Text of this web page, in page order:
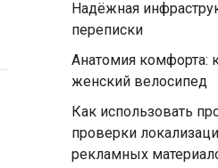
Надёжная
переписки
Анатомия комфорта:
женский велосипед
Как использовать
проверки
рекламных